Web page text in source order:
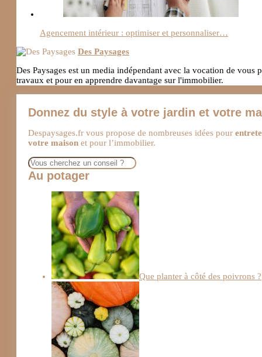
Agencement intérieur : optimiser et personnaliser…
Des Paysages
Des Paysages est un media indépendant avec la vocation de
travaux et pour en apprendre davantage sur l'immobilier.
Donnez du style à votre jardin et votre
Despaysages.fr vous propose de nombreuses idées pour
votre maison et pour l’immobilier.
Rechercher
Au potager
Que planter à côté des poivrons ?